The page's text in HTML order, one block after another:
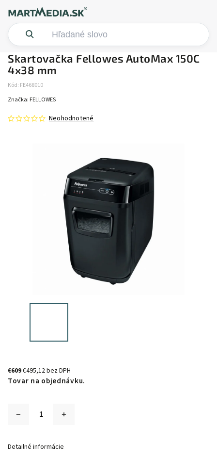
Skartovačka Fellowes AutoMax 150C
4x38 mm
Kód: FE468010
Neohodnotené
Značka: FELLOWES
€609€495,12 bez DPH
Tovar na objednávku.
Detailné informácie